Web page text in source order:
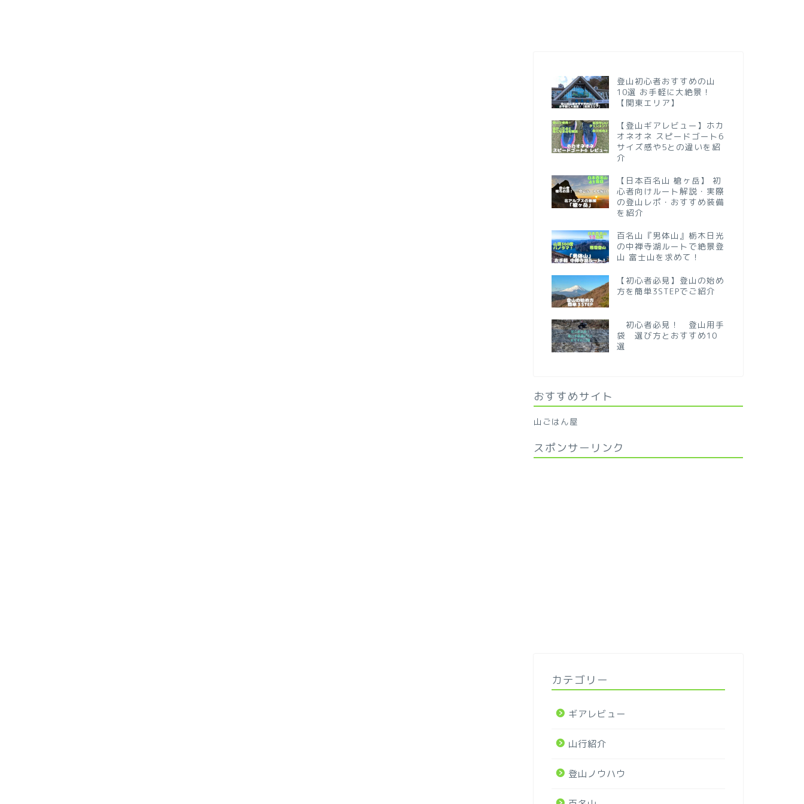
登山初心者おすすめの山
10選 お手軽に大絶景！
【関東エリア】
【登山ギアレビュー】ホカ
オネオネ スピードゴート6
サイズ感や5との違いを紹
介
【日本百名山 槍ヶ岳】 初
心者向けルート解説・実際
の登山レポ・おすすめ装備
を紹介
百名山『男体山』栃木日光
の中禅寺湖ルートで絶景登
山 富士山を求めて！
【初心者必見】登山の始め
方を簡単3STEPでご紹介
初心者必見！ 登山用手
袋 選び方とおすすめ10
選
おすすめサイト
山ごはん屋
スポンサーリンク
カテゴリー
ギアレビュー
山行紹介
登山ノウハウ